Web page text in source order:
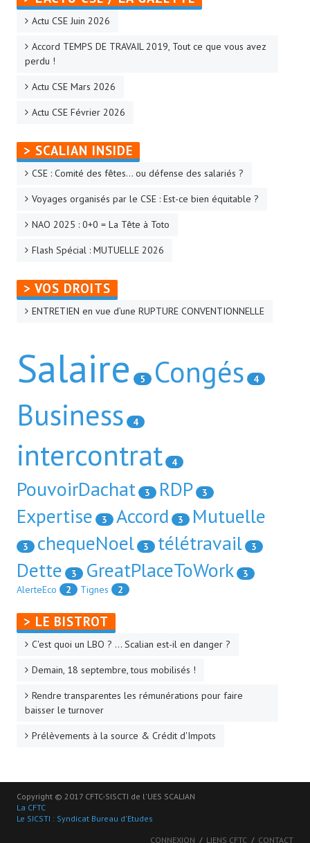
- Le Bistrot
Recherche avancée
NEWSLET'IN
S'inscrire à la Newletter Linkedin
LA TEAM
CONTACT
AUTHENTIFICATION
- Via le site Internet du CSE SCALIAN
- Via la BAL SCALIAN
Tuto Authentification / Problème de connexion
Actu CSE Juin 2026
Accord TEMPS DE TRAVAIL 2019, Tout ce que vous avez
perdu !
Actu CSE Mars 2026
Actu CSE Février 2026
> SCALIAN INSIDE
CSE : Comité des fêtes… ou défense des salariés ?
Voyages organisés par le CSE : Est-ce bien équitable ?
NAO 2025 : 0+0 = La Tête à Toto
Flash Spécial : MUTUELLE 2026
> VOS DROITS
ENTRETIEN en vue d’une RUPTURE CONVENTIONNELLE
Salaire 5 Congés 4
Business 4
intercontrat 4
PouvoirDachat 3 RDP 3
Expertise 3 Accord 3 Mutuelle
3 chequeNoel 3 télétravail 3
Dette 3 GreatPlaceToWork
3
AlerteEco
2 Tignes 2
> LE BISTROT
C'est quoi un LBO ? ... Scalian est-il en danger ?
Demain, 18 septembre, tous mobilisés !
Rendre transparentes les rémunérations pour faire
baisser le turnover
Prélèvements à la source & Crédit d'Impots
Copyright © 2017 CFTC-SISCTI de l'UES SCALIAN
La CFTC
Le SICSTI : Syndicat Bureau d'Etudes
CONNEXION LIENS CFTC CONTACT